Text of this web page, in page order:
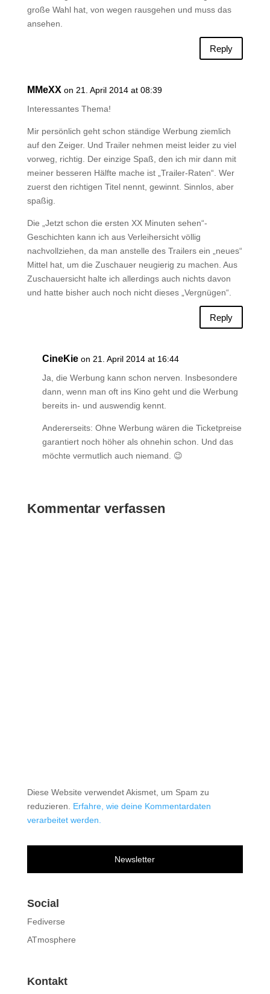
große Wahl hat, von wegen rausgehen und muss das
ansehen.
Reply
MMeXX on 21. April 2014 at 08:39
Interessantes Thema!
Mir persönlich geht schon ständige Werbung ziemlich
auf den Zeiger. Und Trailer nehmen meist leider zu viel
vorweg, richtig. Der einzige Spaß, den ich mir dann mit
meiner besseren Hälfte mache ist „Trailer-Raten“. Wer
zuerst den richtigen Titel nennt, gewinnt. Sinnlos, aber
spaßig.
Die „Jetzt schon die ersten XX Minuten sehen“-
Geschichten kann ich aus Verleihersicht völlig
nachvollziehen, da man anstelle des Trailers ein „neues“
Mittel hat, um die Zuschauer neugierig zu machen. Aus
Zuschauersicht halte ich allerdings auch nichts davon
und hatte bisher auch noch nicht dieses „Vergnügen“.
Reply
CineKie on 21. April 2014 at 16:44
Ja, die Werbung kann schon nerven. Insbesondere
dann, wenn man oft ins Kino geht und die Werbung
bereits in- und auswendig kennt.
Andererseits: Ohne Werbung wären die Ticketpreise
garantiert noch höher als ohnehin schon. Und das
möchte vermutlich auch niemand. 😉
Kommentar verfassen
Diese Website verwendet Akismet, um Spam zu
reduzieren. Erfahre, wie deine Kommentardaten
verarbeitet werden.
Newsletter
Social
Fediverse
ATmosphere
Kontakt